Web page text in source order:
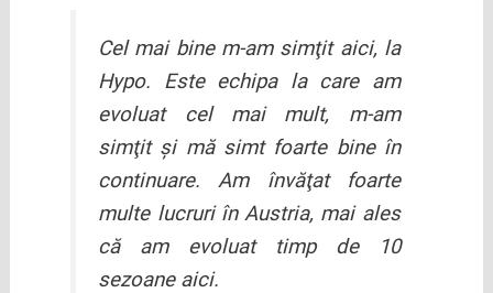
Cel mai bine m-am simţit aici, la
Hypo. Este echipa la care am
evoluat cel mai mult, m-am
simţit şi mă simt foarte bine în
continuare. Am învăţat foarte
multe lucruri în Austria, mai ales
că am evoluat timp de 10
sezoane aici.